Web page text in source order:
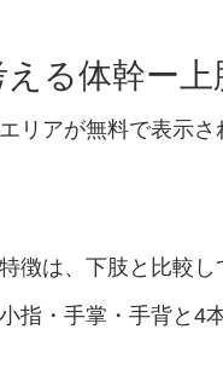
える体幹ー
リアが無料で表示さ
徴は、下肢と比較
指・手掌・手背と4